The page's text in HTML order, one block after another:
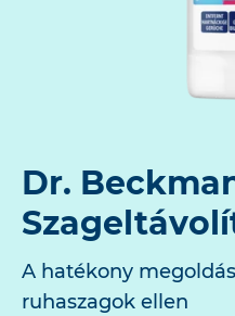
Dr.
A hatékony
ruhaszagok ellen